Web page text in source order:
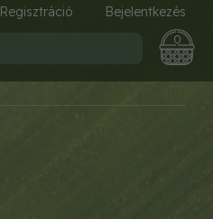
Regisztráció Bejelentkezés
0